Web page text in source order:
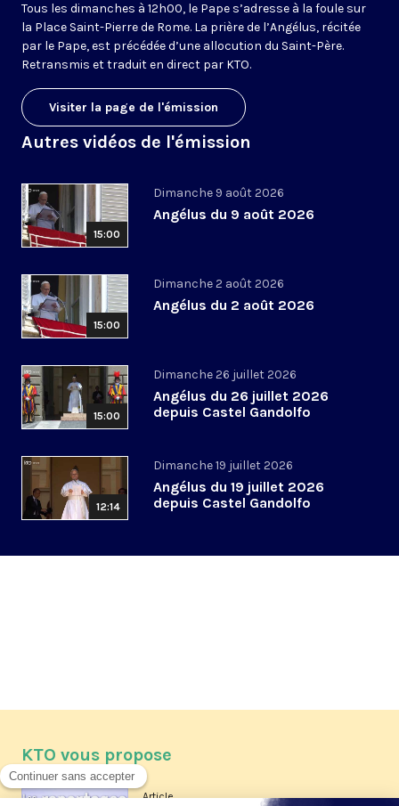
Tous les dimanches à 12h00, le Pape s’adresse à la foule sur
la Place Saint-Pierre de Rome. La prière de l’Angélus, récitée
par le Pape, est précédée d’une allocution du Saint-Père.
Retransmis et traduit en direct par KTO.
Visiter la page de l'émission
Autres vidéos de l'émission
15:00
Dimanche 9 août 2026
Angélus du 9 août 2026
15:00
Dimanche 2 août 2026
Angélus du 2 août 2026
15:00
Dimanche 26 juillet 2026
Angélus du 26 juillet 2026
depuis Castel Gandolfo
12:14
Dimanche 19 juillet 2026
Angélus du 19 juillet 2026
depuis Castel Gandolfo
KTO vous propose
Article